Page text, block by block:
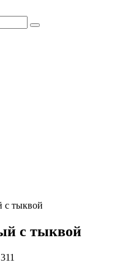
с тыквой
с тыквой
311